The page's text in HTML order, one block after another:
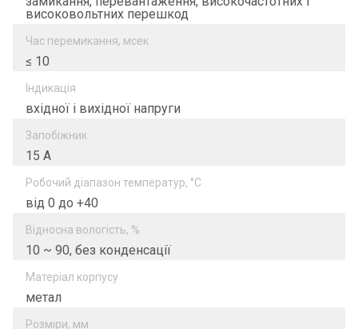
високовольтних перешкод
Час перемикання, мсек
≤ 10
Індикація
вхідної і вихідної напруги
Запобіжник
15 А
Робочий діапазон температур, °C
від 0 до +40
Відносна вологість, %
10 ~ 90, без конденсації
Матеріал корпусу
метал
Розміри, мм